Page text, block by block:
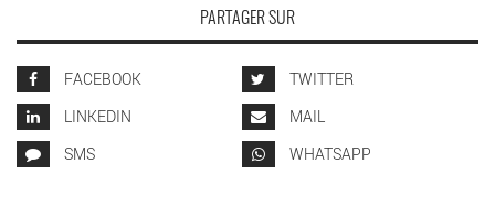
PARTAGER SUR
FACEBOOK
TWITTER
LINKEDIN
MAIL
SMS
WHATSAPP